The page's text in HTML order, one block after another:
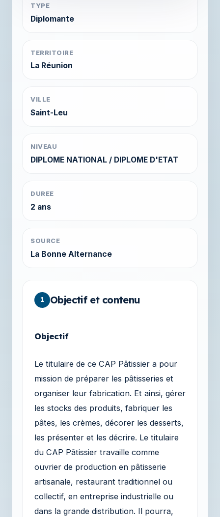
TYPE
Diplomante
TERRITOIRE
La Réunion
VILLE
Saint-Leu
NIVEAU
DIPLOME NATIONAL / DIPLOME D'ETAT
DUREE
2 ans
SOURCE
La Bonne Alternance
1 Objectif et contenu
Objectif
Le titulaire de ce CAP Pâtissier a pour
mission de préparer les pâtisseries et
organiser leur fabrication. Et ainsi, gérer
les stocks des produits, fabriquer les
pâtes, les crèmes, décorer les desserts,
les présenter et les décrire. Le titulaire
du CAP Pâtissier travaille comme
ouvrier de production en pâtisserie
artisanale, restaurant traditionnel ou
collectif, en entreprise industrielle ou
dans la grande distribution. Il pourra,